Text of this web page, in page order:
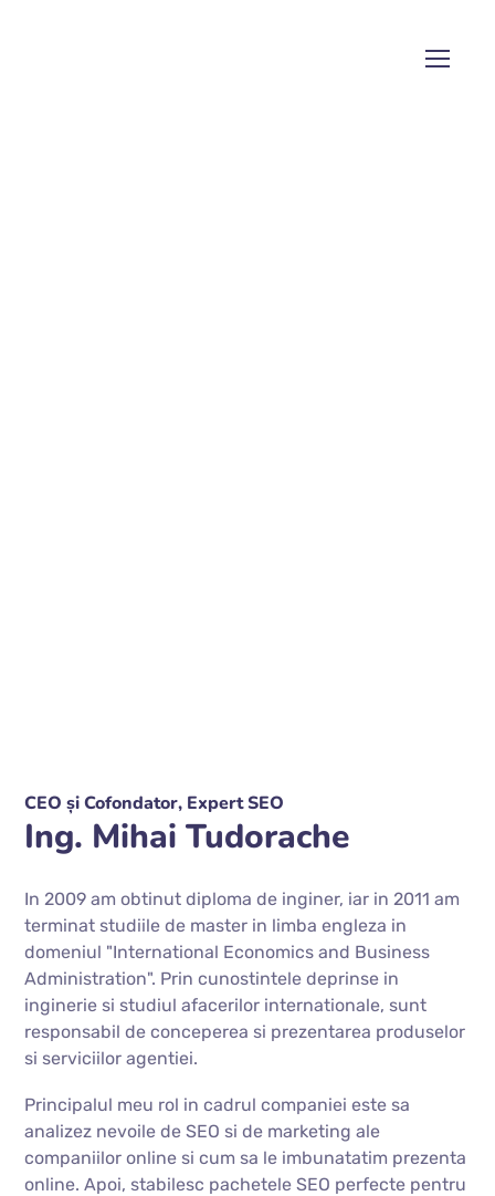
CEO și Cofondator, Expert SEO
Ing. Mihai Tudorache
In 2009 am obtinut diploma de inginer, iar in 2011 am
terminat studiile de master in limba engleza in
domeniul "International Economics and Business
Administration". Prin cunostintele deprinse in
inginerie si studiul afacerilor internationale, sunt
responsabil de conceperea si prezentarea produselor
si serviciilor agentiei.
Principalul meu rol in cadrul companiei este sa
analizez nevoile de SEO si de marketing ale
companiilor online si cum sa le imbunatatim prezenta
online. Apoi, stabilesc pachetele SEO perfecte pentru